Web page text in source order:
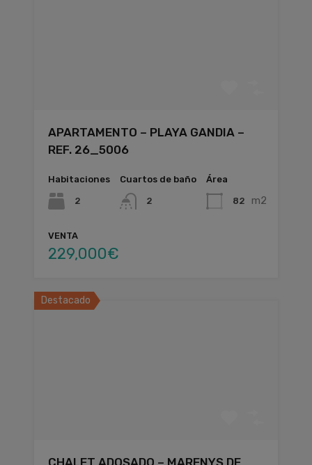
APARTAMENTO – PLAYA GANDIA –
REF. 26_5006
Habitaciones
2
Cuartos de baño
2
Área
82 m2
VENTA
229,000€
Destacado